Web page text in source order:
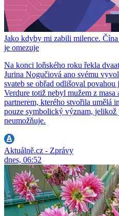
Jako kdyby mi zabili milence.
je omezuje
Na konci loňského roku řekla
Jurina Nogučiová ano svému
svateb se obřad odlišoval
Verdure totiž nebyl mužem z
partnerem, kterého stvořila umělá
pouze symbolický význam, jelikož
neumožňuje.
Aktuálně.cz - Zprávy
dnes, 06:52